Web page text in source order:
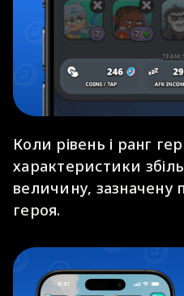
Коли рівень і ранг
характеристики
величину, зазначену
героя.